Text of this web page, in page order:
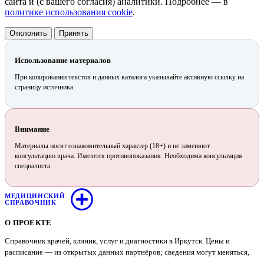
политике использования cookie.
Отклонить Принять
Использование материалов
При копировании текстов и данных каталога указывайте активную ссылку на
страницу источника.
Внимание
Материалы носят ознакомительный характер (18+) и не заменяют
консультацию врача. Имеются противопоказания. Необходима консультация
специалиста.
МЕДИЦИНСКИЙ
СПРАВОЧНИК
О ПРОЕКТЕ
Справочник врачей, клиник, услуг и диагностики в Иркутск. Цены и
расписание — из открытых данных партнёров; сведения могут меняться,